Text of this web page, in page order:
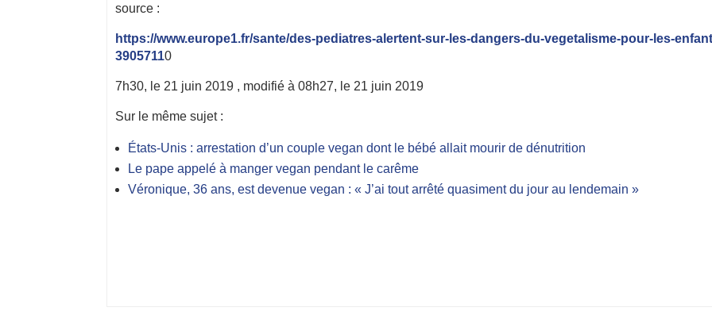
source :
https://www.europe1.fr/sante/des-pediatres-alertent-sur-les-dangers-du-vegetalisme-pour-les-
39057110
7h30, le 21 juin 2019 , modifié à 08h27, le 21 juin 2019
Sur le même sujet :
États-Unis : arrestation d’un couple vegan dont le bébé allait mourir de dénutrition
Le pape appelé à manger vegan pendant le carême
Véronique, 36 ans, est devenue vegan : « J’ai tout arrêté quasiment du jour au lendemain »